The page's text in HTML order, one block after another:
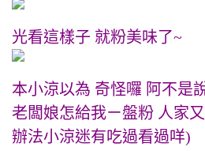
光看這樣子 就粉美味了~
本小涼以為 奇怪囉 阿不是
老闆娘怎給我ㄧ盤粉 人家
辦法小涼迷有吃過看過咩)